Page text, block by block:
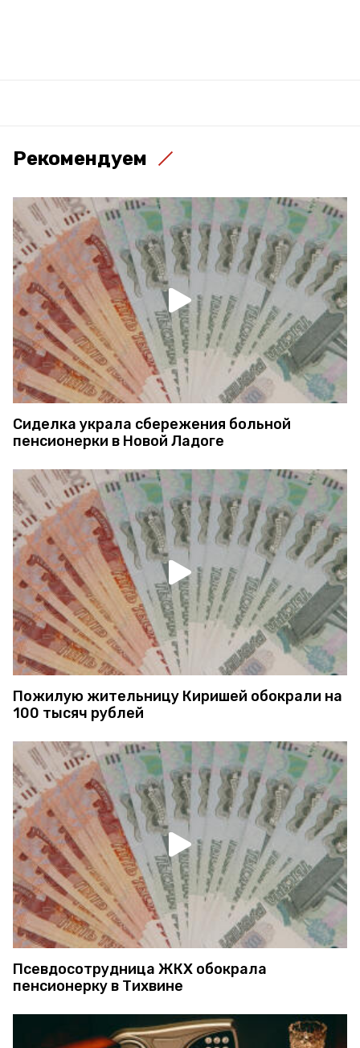
Рекомендуем
Сиделка украла сбережения больной
пенсионерки в Новой Ладоге
Пожилую жительницу Киришей обокрали на
100 тысяч рублей
Псевдосотрудница ЖКХ обокрала
пенсионерку в Тихвине